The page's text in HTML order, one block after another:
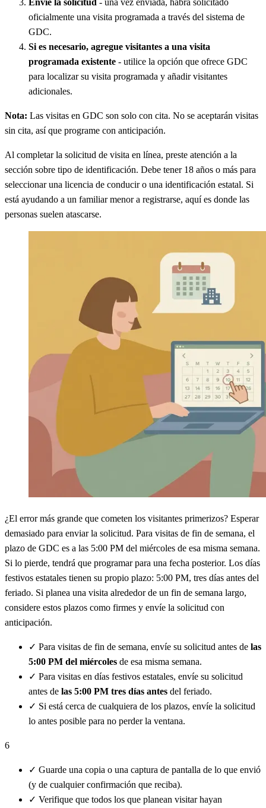
oficialmente una visita programada a través del sistema de
GDC.
Si es necesario, agregue visitantes a una visita
programada existente - utilice la opción que ofrece GDC
para localizar su visita programada y añadir visitantes
adicionales.
Nota: Las visitas en GDC son solo con cita. No se aceptarán visitas
sin cita, así que programe con anticipación.
Al completar la solicitud de visita en línea, preste atención a la
sección sobre tipo de identificación. Debe tener 18 años o más para
seleccionar una licencia de conducir o una identificación estatal. Si
está ayudando a un familiar menor a registrarse, aquí es donde las
personas suelen atascarse.
¿El error más grande que cometen los visitantes primerizos? Esperar
demasiado para enviar la solicitud. Para visitas de fin de semana, el
plazo de GDC es a las 5:00 PM del miércoles de esa misma semana.
Si lo pierde, tendrá que programar para una fecha posterior. Los días
festivos estatales tienen su propio plazo: 5:00 PM, tres días antes del
feriado. Si planea una visita alrededor de un fin de semana largo,
considere estos plazos como firmes y envíe la solicitud con
anticipación.
✓ Para visitas de fin de semana, envíe su solicitud antes de las
5:00 PM del miércoles de esa misma semana.
✓ Para visitas en días festivos estatales, envíe su solicitud
antes de las 5:00 PM tres días antes del feriado.
✓ Si está cerca de cualquiera de los plazos, envíe la solicitud
lo antes posible para no perder la ventana.
6
✓ Guarde una copia o una captura de pantalla de lo que envió
(y de cualquier confirmación que reciba).
✓ Verifique que todos los que planean visitar hayan